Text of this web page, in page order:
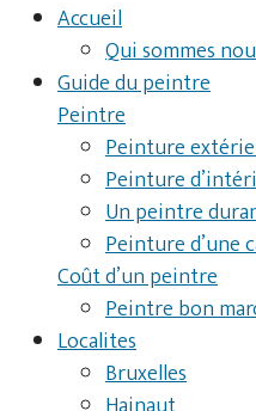
Accueil
Qui sommes
Guide du peintre
Peintre
Peinture
Peinture
Un peintre
Peinture d’une
Coût d’un peintre
Peintre bon
Localites
Bruxelles